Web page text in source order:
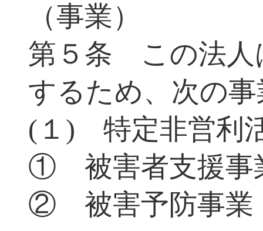
（事業）
第５条 この法人
するため、次の
(１) 特定非営利
① 被害者支援事
② 被害予防事業